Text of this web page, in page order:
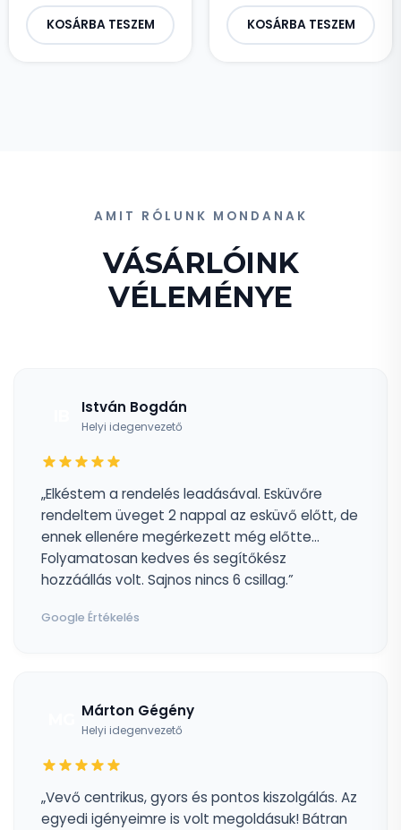
KOSÁRBA TESZEM KOSÁRBA TESZEM
AMIT RÓLUNK MONDANAK
VÁSÁRLÓINK
VÉLEMÉNYE
István Bogdán
Helyi idegenvezető
„Elkéstem a rendelés leadásával. Esküvőre
rendeltem üveget 2 nappal az esküvő előtt, de
ennek ellenére megérkezett még előtte...
Folyamatosan kedves és segítőkész
hozzáállás volt. Sajnos nincs 6 csillag.”
Google Értékelés
Márton Gégény
Helyi idegenvezető
„Vevő centrikus, gyors és pontos kiszolgálás. Az
egyedi igényeimre is volt megoldásuk! Bátran